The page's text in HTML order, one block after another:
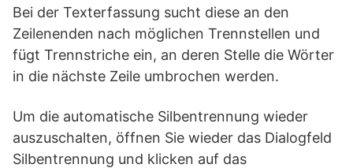
Bei der Texterfassung sucht diese an den
Zeilenenden nach möglichen Trennstellen und
fügt Trennstriche ein, an deren Stelle die Wörter
in die nächste Zeile umbrochen werden.
Um die automatische Silbentrennung wieder
auszuschalten, öffnen Sie wieder das Dialogfeld
Silbentrennung und klicken auf das